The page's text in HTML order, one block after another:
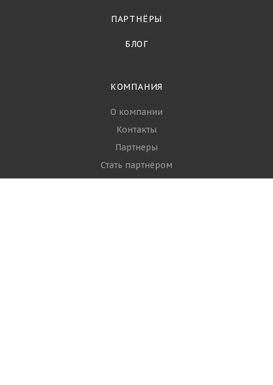
ПАРТНЁРЫ
БЛОГ
КОМПАНИЯ
О компании
Контакты
Партнеры
Стать партнёром